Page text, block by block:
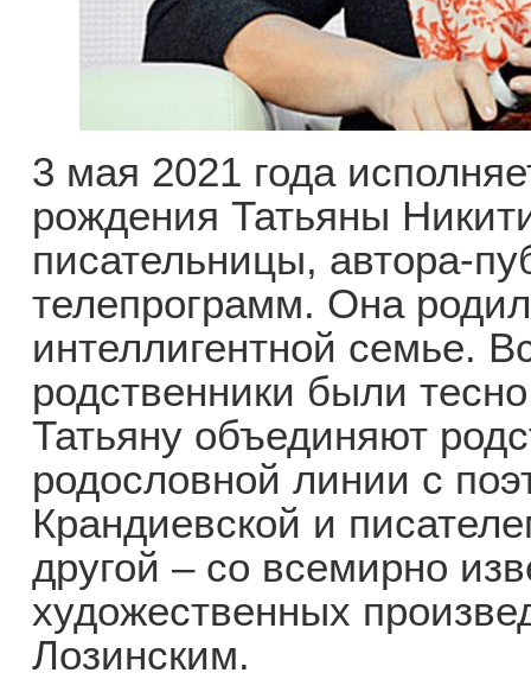
3 мая 2021 года
рождения Татьяны
писательницы, автора-
телепрограмм. Она
интеллигентной семье.
родственники были
Татьяну объединяют
родословной линии с
Крандиевской и
другой – со всемирно
художественных
Лозинским.